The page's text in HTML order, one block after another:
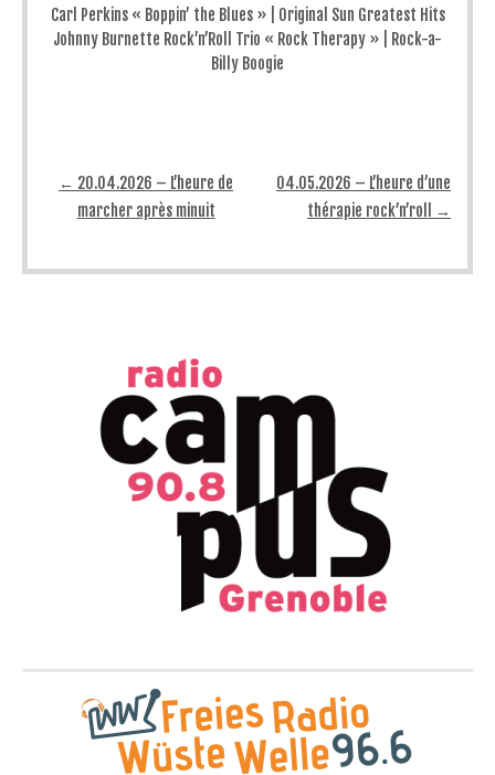
Carl Perkins « Boppin’ the Blues » | Original Sun Greatest Hits
Johnny Burnette Rock’n’Roll Trio « Rock Therapy » | Rock-a-
Billy Boogie
Post navigation
← 20.04.2026 – L’heure de
marcher après minuit
04.05.2026 – L’heure d’une
thérapie rock’n’roll
→